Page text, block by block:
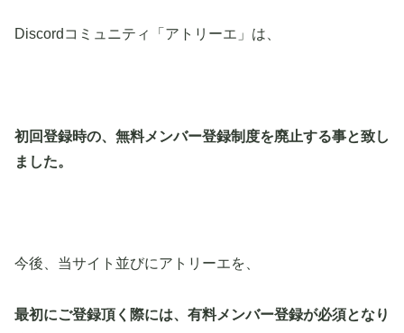
Discordコミュニティ「アトリーエ」は、
初回登録時の、無料メンバー登録制度を廃止する事と致し
ました。
今後、当サイト並びにアトリーエを、
最初にご登録頂く際には、有料メンバー登録が必須となり